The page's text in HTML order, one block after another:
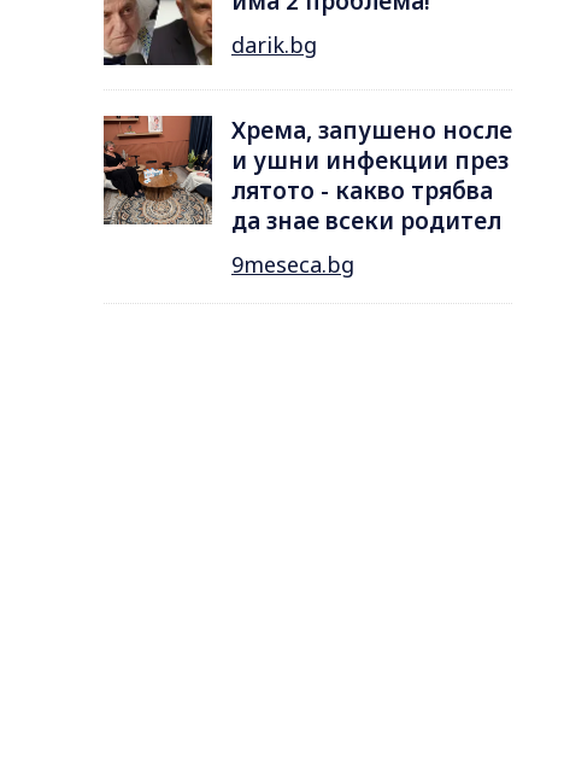
darik.bg
Хрема, запушено носле
и ушни инфекции през
лятотo - какво трябва
да знае всеки родител
9meseca.bg